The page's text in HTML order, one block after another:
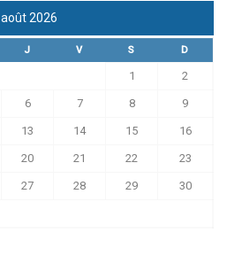
août 2026
J V S D
1 2
6 7 8 9
13 14 15 16
20 21 22 23
27 28 29 30